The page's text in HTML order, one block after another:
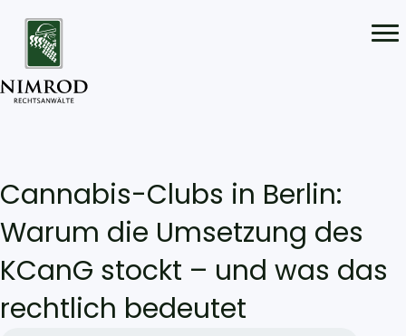
Cannabis-Clubs in Berlin:
Warum die Umsetzung des
KCanG stockt – und was das
rechtlich bedeutet